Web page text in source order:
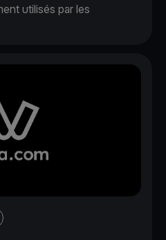
utilisés par les